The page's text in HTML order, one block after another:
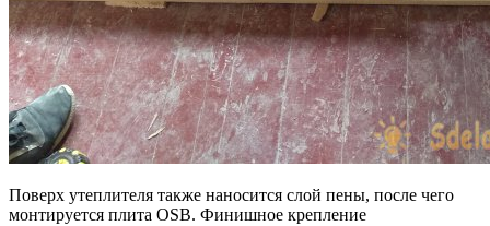
Поверх утеплителя также наносится слой пены, после чего
монтируется плита OSB. Финишное крепление